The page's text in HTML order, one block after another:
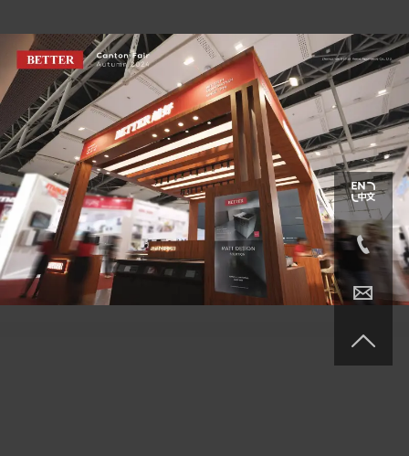


